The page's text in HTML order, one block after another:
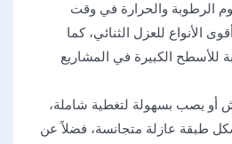
الرطوبة والحرارة في وقت
الأنواع للعزل الثنائي، كما
للأسطح الكبيرة في المشاريع
أو يصب بسهولة لتغطية شاملة،
طبقة عازلة متجانسة، فضلاً عن